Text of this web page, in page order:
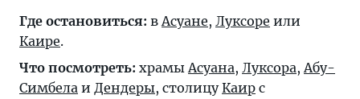
Где остановиться: вАсуане, Луксоре или
Каире.
Что посмотреть: храмыАсуана, Луксора,Абу-
Симбела и Дендеры, столицуКаир с